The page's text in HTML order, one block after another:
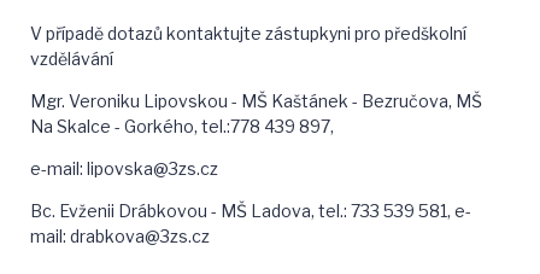
V případě dotazů kontaktujte zástupkyni pro předškolní
vzdělávání
Mgr. Veroniku Lipovskou - MŠ Kaštánek - Bezručova, MŠ
Na Skalce - Gorkého, tel.:778 439 897,
e-mail: lipovska@3zs.cz
Bc. Evženii Drábkovou - MŠ Ladova, tel.: 733 539 581, e-
mail: drabkova@3zs.cz